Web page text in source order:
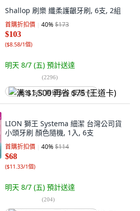
Shallop 刷樂 纖柔護齦牙刷, 6支, 2組
首購折扣價 40%$173
$103
($8.58/1個)
明天 8/7 (五) 預計送達
(2296)
满 $1,500 再省 $75 (王道卡)
LION 獅王 Systema 細潔 台灣公司貨
小頭牙刷 顏色隨機, 1入, 6支
首購折扣價 40%$114
$68
($11.33/1個)
明天 8/7 (五) 預計送達
(204)